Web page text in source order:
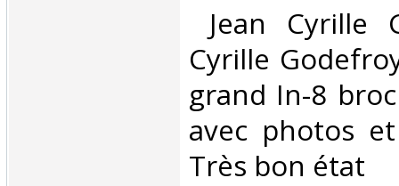
Jean Cyrille
Cyrille
grand In-8
avec photos
Très bon état‎